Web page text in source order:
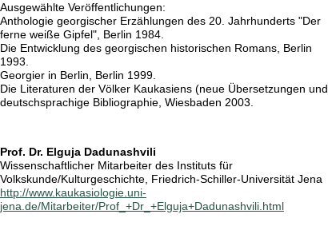
Ausgewählte Veröffentlichungen:
Anthologie georgischer Erzählungen des 20. Jahrhunderts "Der
ferne weiße Gipfel", Berlin 1984.
Die Entwicklung des georgischen historischen Romans, Berlin
1993.
Georgier in Berlin, Berlin 1999.
Die Literaturen der Völker Kaukasiens (neue Übersetzungen und
deutschsprachige Bibliographie, Wiesbaden 2003.
Prof. Dr. Elguja Dadunashvili
Wissenschaftlicher Mitarbeiter des Instituts für
Volkskunde/Kulturgeschichte, Friedrich-Schiller-Universität Jena
http://www.kaukasiologie.uni-
jena.de/Mitarbeiter/Prof_+Dr_+Elguja+Dadunashvili.html